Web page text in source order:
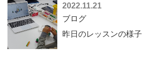
2022.11.21
ブログ
昨日のレッスンの様子